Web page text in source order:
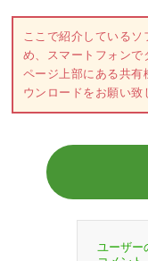
ここで紹介している
め、スマートフォンで
ページ上部にある共
ウンロードをお願い致
ユーザー